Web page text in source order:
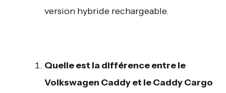
version hybride rechargeable.
Quelle est la différence entre le
Volkswagen Caddy et le Caddy Cargo